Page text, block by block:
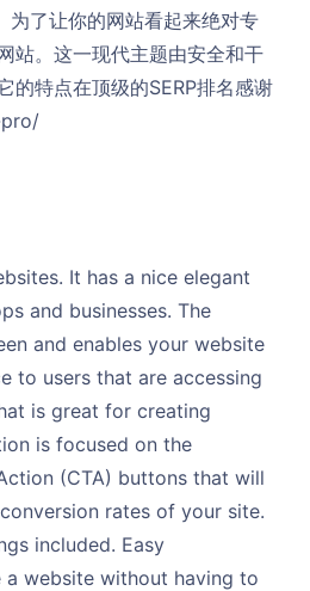
了让你的网站看起来绝对专
站。这一现代主题由安全和干
的特点在顶级的SERP排名感谢
It has a nice elegant
and businesses. The
and enables your website
to users that are accessing
is great for creating
is focused on the
(CTA) buttons that will
rates of your site.
included. Easy
website without having to